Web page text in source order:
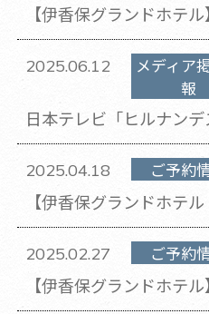
【伊香保グランドホテ
8月31日泊のチェックア
10時に変更となります。
2025.06.12
メディア
報
日本テレビ「ヒルナン
ランドホテルをご紹介
2025.04.18 ご予約
【伊香保グランドホテ
5日のご宿泊の方対象
用時間変更のお知らせ
2025.02.27 ご予約
【伊香保グランドホテ
宿泊分 料金改定のお知